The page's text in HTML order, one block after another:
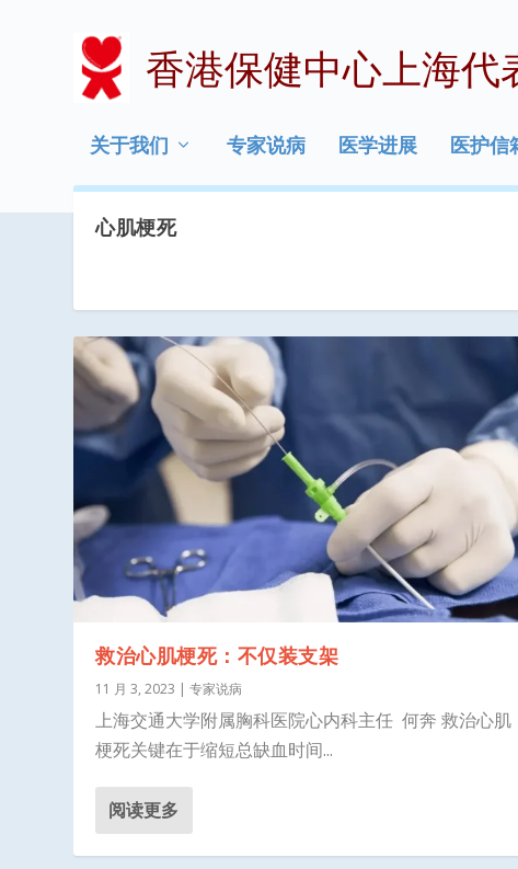
香港保健中心上海代
关于我们 专家说病 医学进展 医护信
心肌梗死
救治心肌梗死：不仅装支架
11 月 3, 2023 |专家说病
上海交通大学附属胸科医院心内科主任 何奔 救治心肌
梗死关键在于缩短总缺血时间...
阅读更多